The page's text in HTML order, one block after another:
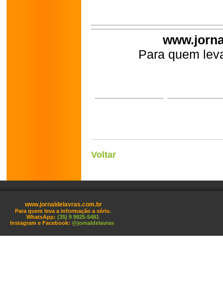
Para quem
Voltar
www.jornaldelavras.com.br
Para quem leva a informação a sério.
WhatsApp: (35) 9 9925-5481
Instagram e Facebook: @jornaldelavras